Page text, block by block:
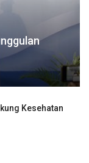
Kesehatan